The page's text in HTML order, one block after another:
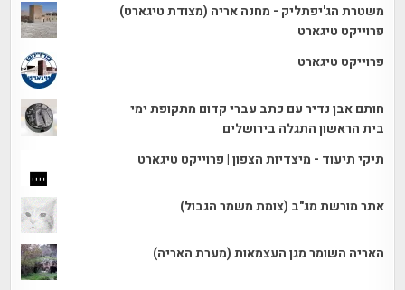
משטרת הג'יפתליק - מחנה אריה (מצודת טיגארט)
פרוייקט טיגארט
פרוייקט טיגארט
חותם אבן נדיר עם כתב עברי קדום מתקופת ימי
בית הראשון התגלה בירושלים
תיקי תיעוד - מיצדיות הצפון | פרוייקט טיגארט
אתר מורשת מג"ב (צומת משמר הגבול)
האריה השומר מגן העצמאות (מערת האריה)